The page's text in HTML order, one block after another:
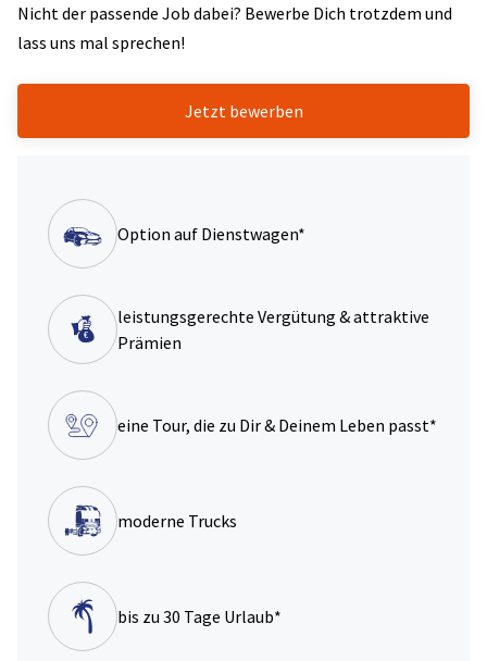
Nicht der passende Job dabei? Bewerbe Dich trotzdem und
lass uns mal sprechen!
Jetzt bewerben
Option auf Dienstwagen*
leistungsgerechte Vergütung & attraktive
Prämien
eine Tour, die zu Dir & Deinem Leben passt*
moderne Trucks
bis zu 30 Tage Urlaub*